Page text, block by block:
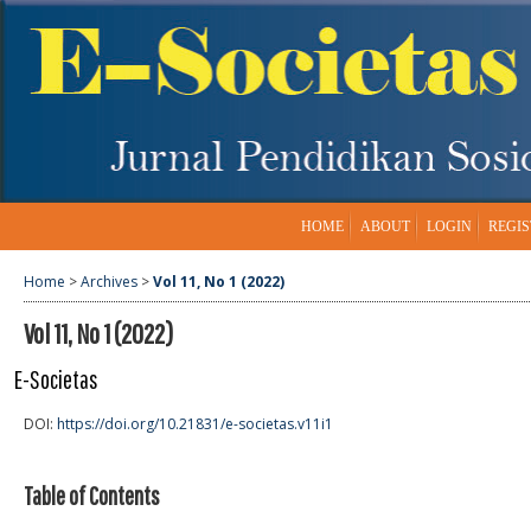
HOME ABOUT LOGIN
Home >Archives >Vol 11, No 1 (2022)
Vol 11, No 1 (2022)
E-Societas
DOI: https://doi.org/10.21831/e-societas.v11i1
Table of Contents